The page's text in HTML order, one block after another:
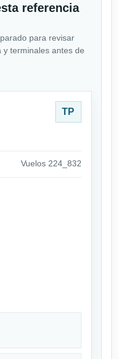
referencia
para revisar
y terminales antes de
TP
Vuelos 224_832